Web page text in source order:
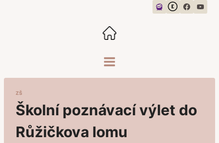
ZŠ
Školní poznávací výlet do
Růžičkova lomu